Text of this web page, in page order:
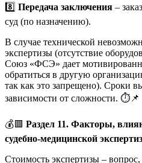
8️⃣ Передача заключения –
суд (по назначению).
В случае технической
экспертизы (отсутствие
Союз «ФСЭ» дает
обратиться в другую
так как это запрещено). Сроки
зависимости от сложности. ⏱️📌
💰🟥 Раздел 11. Факторы,
судебно-медицинской
Стоимость экспертизы –